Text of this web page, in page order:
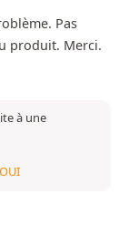
Pas
produit. Merci.
à une
OUI